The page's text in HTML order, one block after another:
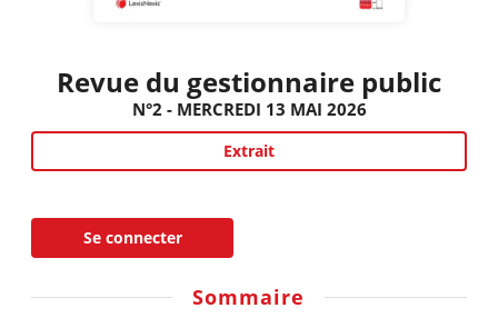
Revue du gestionnaire public
N°2 - MERCREDI 13 MAI 2026
Extrait
Se connecter
Sommaire